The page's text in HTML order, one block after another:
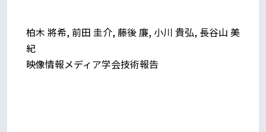
柏木 將希, 前田 圭介, 藤後 廉, 小川 貴弘, 長谷山 美
紀
映像情報メディア学会技術報告